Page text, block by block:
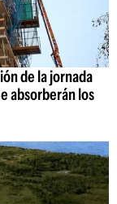
de la jornada
absorberán los